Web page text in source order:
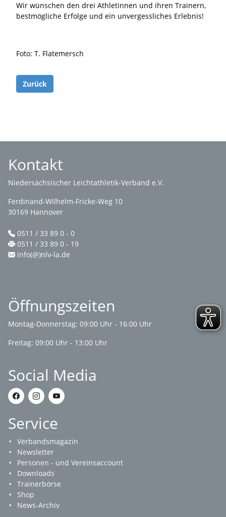
Wir wünschen den drei Athletinnen und ihren Trainern,
bestmögliche Erfolge und ein unvergessliches Erlebnis!
Foto: T. Flatemersch
Zurück
Kontakt
Niedersächsischer Leichtathletik-Verband e.V.
Ferdinand-Wilhelm-Fricke-Weg 10
30169 Hannover
0511 / 33 89 0 - 0
0511 / 33 89 0 - 19
info(@)nlv-la.de
Öffnungszeiten
Montag-Donnerstag: 09:00 Uhr - 16:00 Uhr
Freitag: 09:00 Uhr - 13:00 Uhr
Social Media
Service
Verbandsmagazin
Newsletter
Personen - und Vereinsaccount
Downloads
Trainerbörse
Shop
News-Archiv